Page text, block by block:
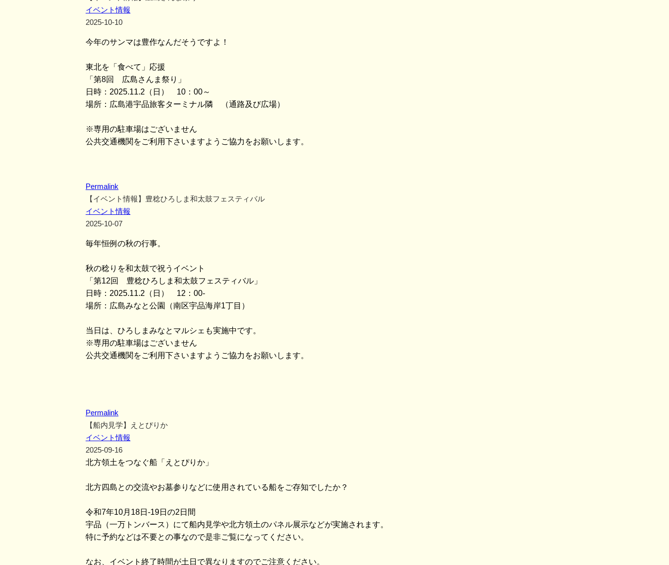
イベント情報
2025-10-10
今年のサンマは豊作なんだそうですよ！
東北を「食べて」応援
「第8回 広島さんま祭り」
日時：2025.11.2（日） 10：00～
場所：広島港宇品旅客ターミナル隣 （通路及び広場）
※専用の駐車場はございません
公共交通機関をご利用下さいますようご協力をお願いします。
Permalink
【イベント情報】豊稔ひろしま和太鼓フェスティバル
イベント情報
2025-10-07
毎年恒例の秋の行事。
秋の稔りを和太鼓で祝うイベント
「第12回 豊稔ひろしま和太鼓フェスティバル」
日時：2025.11.2（日） 12：00-
場所：広島みなと公園（南区宇品海岸1丁目）
当日は、ひろしまみなとマルシェも実施中です。
※専用の駐車場はございません
公共交通機関をご利用下さいますようご協力をお願いします。
Permalink
【船内見学】えとぴりか
イベント情報
2025-09-16
北方領土をつなぐ船「えとぴりか」
北方四島との交流やお墓参りなどに使用されている船をご存知でしたか？
令和7年10月18日-19日の2日間
宇品（一万トンバース）にて船内見学や北方領土のパネル展示などが実施されます。
特に予約などは不要との事なので是非ご覧になってください。
なお、イベント終了時間が土日で異なりますのでご注意ください。